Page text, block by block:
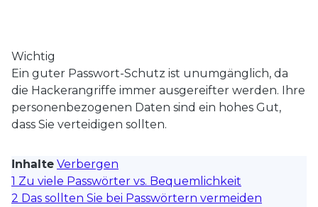
Wichtig
Ein guter Passwort-Schutz ist unumgänglich, da
die Hackerangriffe immer ausgereifter werden. Ihre
personenbezogenen Daten sind ein hohes Gut,
dass Sie verteidigen sollten.
Inhalte Verbergen
1 Zu viele Passwörter vs. Bequemlichkeit
2 Das sollten Sie bei Passwörtern vermeiden